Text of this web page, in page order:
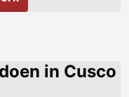
in Cusco